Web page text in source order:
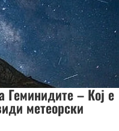
Геминидите – Кој е
метеорски